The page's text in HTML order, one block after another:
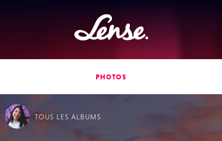
Lense
PHOTOS
TOUS LES ALBUMS